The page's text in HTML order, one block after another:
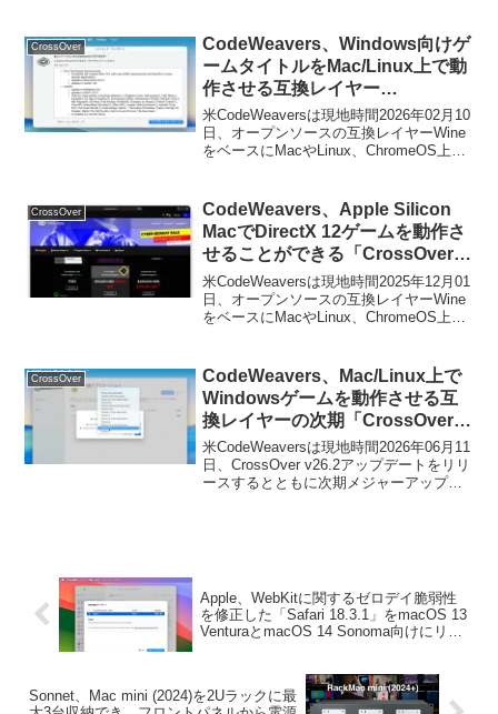
CrossOver
CodeWeavers、Windows向けゲ
ームタイトルをMac/Linux上で動
作させる互換レイヤー
「CrossOver v26.0」をリリー
ス。Wine v11.0やD3DMetal
v3.0、DXMT v0.72を導入しFF7
米CodeWeaversは現地時間2026年02月10
日、オープンソースの互換レイヤーWine
をベースにMacやLinux、ChromeOS上で
最新バージョンとなる「CrossOver
v26.0.0 for Mac/Linux」をリリースしたと
発表しています。
CrossOver
CodeWeavers、Apple Silicon
MacでDirectX 12ゲームを動作さ
せることができる「CrossOver
for Mac」のサブスクリプション
を最大75%OFFで販売するサイバ
ーマンデーセールを12月1日限定
米CodeWeaversは現地時間2025年12月01
日、オープンソースの互換レイヤーWine
をベースにMacやLinux、ChromeOS上で
70%OFFで販売するサイバーマンデーセ
ールを1日限定で開催すると発表していま
す。
CrossOver
CodeWeavers、Mac/Linux上で
Windowsゲームを動作させる互
換レイヤーの次期「CrossOver
v27」アップデートでIntel Macや
32-bitボトルのサポートを終了。
米CodeWeaversは現地時間2026年06月11
日、CrossOver v26.2アップデートをリリ
ースするとともに次期メジャーアップデ
Apple、WebKitに関するゼロデイ脆弱性
を修正した「Safari 18.3.1」をmacOS 13
VenturaとmacOS 14 Sonoma向けにリリ
Sonnet、Mac mini (2024)を2Uラックに最